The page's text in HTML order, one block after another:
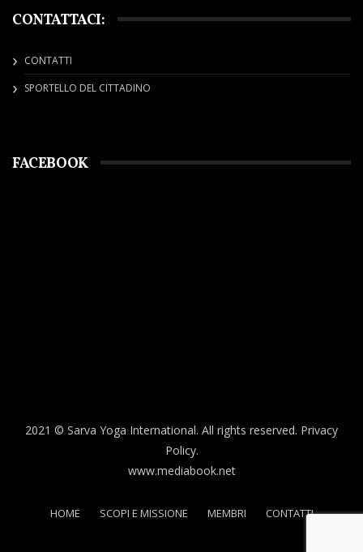
CONTATTACI:
CONTATTI
SPORTELLO DEL CITTADINO
FACEBOOK
2021 © Sarva Yoga International. All rights reserved. Privacy
Policy.
www.mediabook.net
HOME SCOPI E MISSIONE MEMBRI CONTATTI